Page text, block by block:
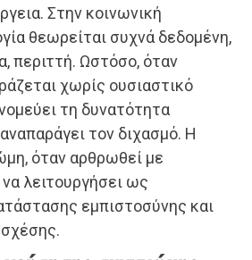
Στην κοινωνική
θεωρείται συχνά δεδομένη,
περιττή. Ωστόσο, όταν
χωρίς ουσιαστικό
τη δυνατότητα
τον διχασμό. Η
όταν αρθρωθεί με
λειτουργήσει ως
εμπιστοσύνης και